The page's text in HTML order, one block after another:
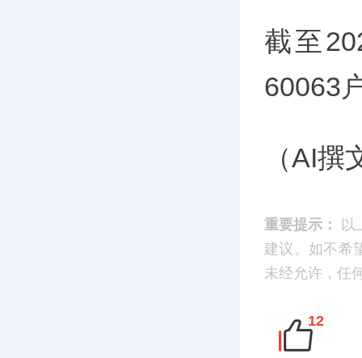
截至
60063
（AI
重要提示：
以
建议。如不希
未经允许，任
12